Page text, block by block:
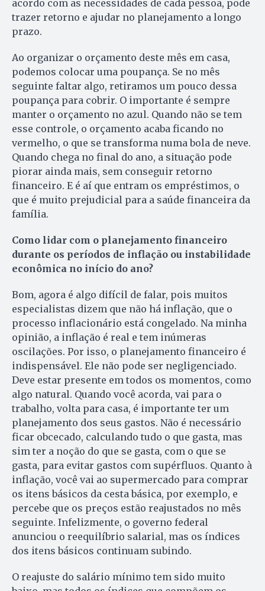
acordo com as necessidades de cada pessoa, pode
trazer retorno e ajudar no planejamento a longo
prazo.
Ao organizar o orçamento deste mês em casa,
podemos colocar uma poupança. Se no mês
seguinte faltar algo, retiramos um pouco dessa
poupança para cobrir. O importante é sempre
manter o orçamento no azul. Quando não se tem
esse controle, o orçamento acaba ficando no
vermelho, o que se transforma numa bola de neve.
Quando chega no final do ano, a situação pode
piorar ainda mais, sem conseguir retorno
financeiro. E é aí que entram os empréstimos, o
que é muito prejudicial para a saúde financeira da
família.
Como lidar com o planejamento financeiro
durante os períodos de inflação ou instabilidade
econômica no início do ano?
Bom, agora é algo difícil de falar, pois muitos
especialistas dizem que não há inflação, que o
processo inflacionário está congelado. Na minha
opinião, a inflação é real e tem inúmeras
oscilações. Por isso, o planejamento financeiro é
indispensável. Ele não pode ser negligenciado.
Deve estar presente em todos os momentos, como
algo natural. Quando você acorda, vai para o
trabalho, volta para casa, é importante ter um
planejamento dos seus gastos. Não é necessário
ficar obcecado, calculando tudo o que gasta, mas
sim ter a noção do que se gasta, com o que se
gasta, para evitar gastos com supérfluos. Quanto à
inflação, você vai ao supermercado para comprar
os itens básicos da cesta básica, por exemplo, e
percebe que os preços estão reajustados no mês
seguinte. Infelizmente, o governo federal
anunciou o reequilíbrio salarial, mas os índices
dos itens básicos continuam subindo.
O reajuste do salário mínimo tem sido muito